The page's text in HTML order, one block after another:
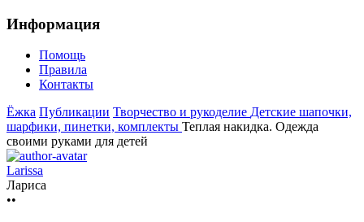
Информация
Помощь
Правила
Контакты
Ёжка Публикации Творчество и рукоделие Детские шапочки,
шарфики, пинетки, комплекты Теплая накидка. Одежда
своими руками для детей
Larissa
Лариса
••